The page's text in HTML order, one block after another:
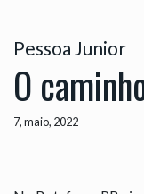
Pessoa Junior
O
7, maio, 2022